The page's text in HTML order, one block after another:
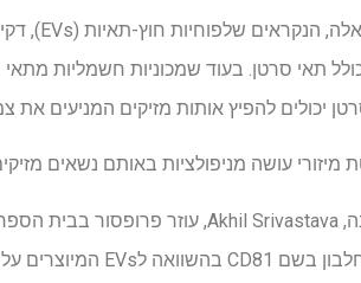
תאי סרטן. בעוד שמכוניות חשמליות
יכולים להפיץ אותות מזיקים המניעים את
מיזורי עושה מניפולציות באותם נשאים